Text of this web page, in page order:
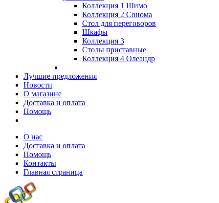
Коллекция 1 Шимо
Коллекция 2 Сонома
Стол для переговоров
Шкафы
Коллекция 3
Столы приставные
Коллекция 4 Олеандр
Лучшие предложения
Новости
О магазине
Доставка и оплата
Помощь
О нас
Доставка и оплата
Помощь
Контакты
Главная страница